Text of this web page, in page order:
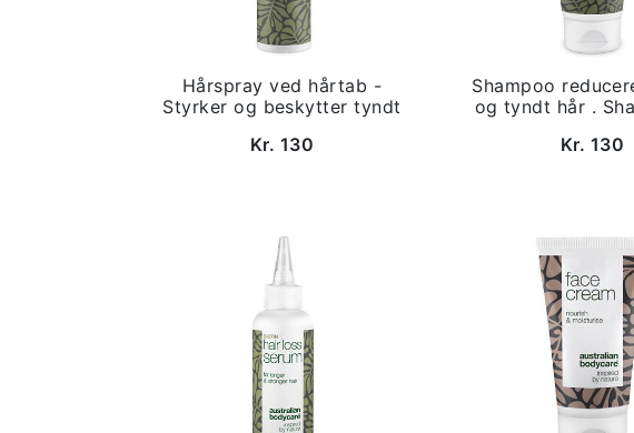
Hårspray ved hårtab -
Styrker og beskytter tyndt
Kr. 130
Shampoo
og tyndt hår .
Kr. 130